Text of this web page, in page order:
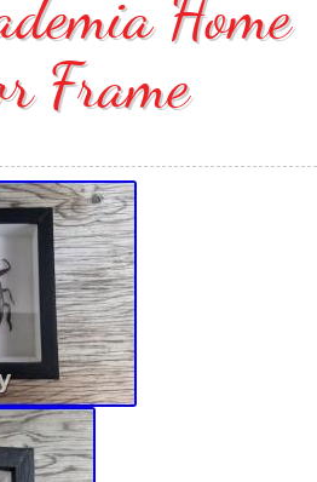
Home
Frame